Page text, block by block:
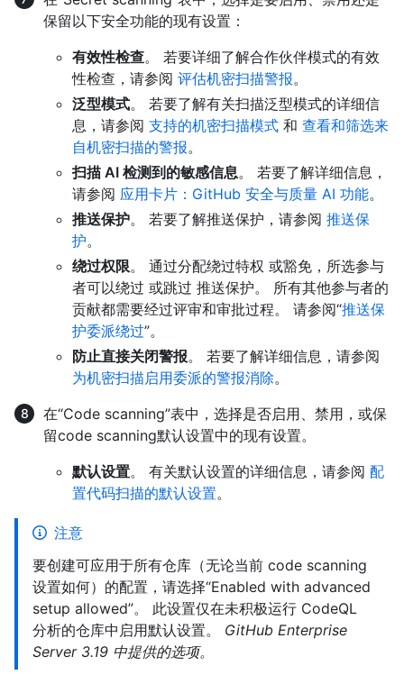
保留以下安全功能的现有设置：
有效性检查。 若要详细了解合作伙伴模式的有效
性检查，请参阅 评估机密扫描警报。
泛型模式。 若要了解有关扫描泛型模式的详细信
息，请参阅 支持的机密扫描模式 和 查看和筛选来
自机密扫描的警报。
扫描 AI 检测到的敏感信息。 若要了解详细信息，
请参阅 应用卡片：GitHub 安全与质量 AI 功能。
推送保护。 若要了解推送保护，请参阅 推送保
护。
绕过权限。 通过分配绕过特权 或豁免，所选参与
者可以绕过 或跳过 推送保护。 所有其他参与者的
贡献都需要经过评审和审批过程。 请参阅“推送保
护委派绕过”。
防止直接关闭警报。 若要了解详细信息，请参阅
为机密扫描启用委派的警报消除。
在“Code scanning”表中，选择是否启用、禁用，或保
留code scanning默认设置中的现有设置。
默认设置。 有关默认设置的详细信息，请参阅 配
置代码扫描的默认设置。
注意
要创建可应用于所有仓库（无论当前 code scanning
设置如何）的配置，请选择“Enabled with advanced
setup allowed”。 此设置仅在未积极运行 CodeQL
分析的仓库中启用默认设置。 GitHub Enterprise
Server 3.19 中提供的选项。